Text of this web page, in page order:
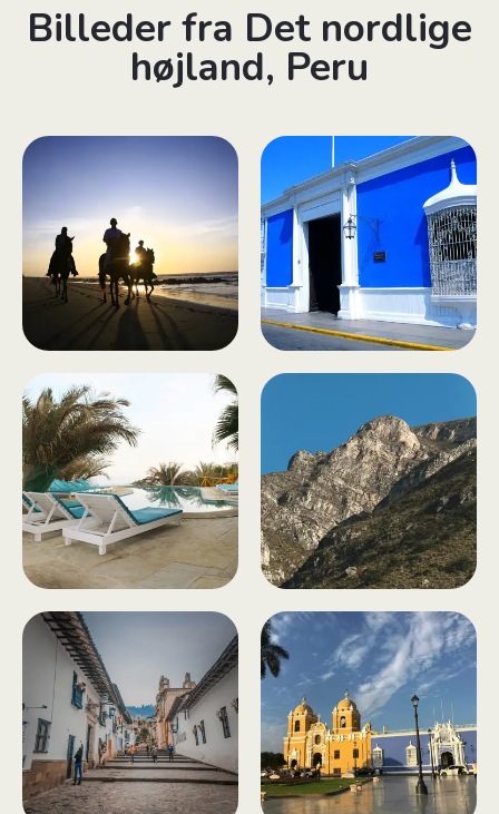
Billeder fra Det nordlige
højland, Peru